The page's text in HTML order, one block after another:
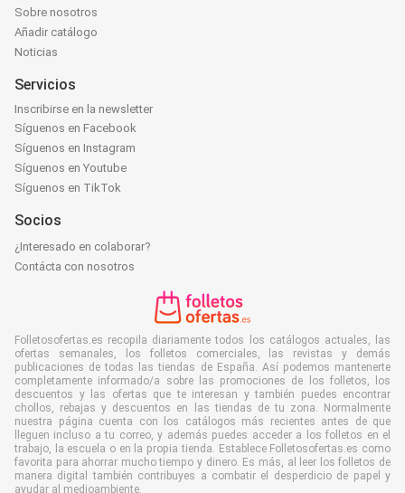
Sobre nosotros
Añadir catálogo
Noticias
Servicios
Inscribirse en la newsletter
Síguenos en Facebook
Síguenos en Instagram
Síguenos en Youtube
Síguenos en TikTok
Socios
¿Interesado en colaborar?
Contácta con nosotros
Folletosofertas.es recopila diariamente todos los catálogos actuales, las
ofertas semanales, los folletos comerciales, las revistas y demás
publicaciones de todas las tiendas de España. Así podemos mantenerte
completamente informado/a sobre las promociones de los folletos, los
descuentos y las ofertas que te interesan y también puedes encontrar
chollos, rebajas y descuentos en las tiendas de tu zona. Normalmente
nuestra página cuenta con los catálogos más recientes antes de que
lleguen incluso a tu correo, y además puedes acceder a los folletos en el
trabajo, la escuela o en la propia tienda. Establece Folletosofertas.es como
favorita para ahorrar mucho tiempo y dinero. Es más, al leer los folletos de
manera digital también contribuyes a combatir el desperdicio de papel y
ayudar al medioambiente.